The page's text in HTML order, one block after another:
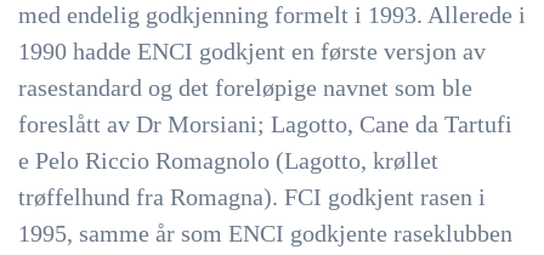
med endelig godkjenning formelt i 1993. Allerede i
1990 hadde ENCI godkjent en første versjon av
rasestandard og det foreløpige navnet som ble
foreslått av Dr Morsiani; Lagotto, Cane da Tartufi
e Pelo Riccio Romagnolo (Lagotto, krøllet
trøffelhund fra Romagna). FCI godkjent rasen i
1995, samme år som ENCI godkjente raseklubben